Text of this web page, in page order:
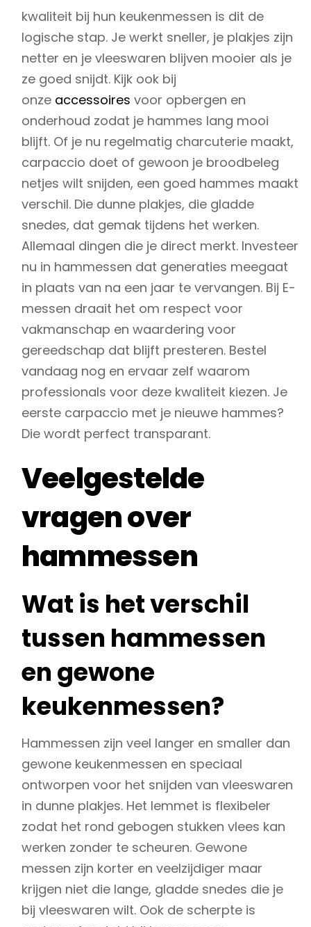
kwaliteit bij hun keukenmessen is dit de
logische stap. Je werkt sneller, je plakjes zijn
netter en je vleeswaren blijven mooier als je
ze goed snijdt. Kijk ook bij
onze accessoires voor opbergen en
onderhoud zodat je hammes lang mooi
blijft. Of je nu regelmatig charcuterie maakt,
carpaccio doet of gewoon je broodbeleg
netjes wilt snijden, een goed hammes maakt
verschil. Die dunne plakjes, die gladde
snedes, dat gemak tijdens het werken.
Allemaal dingen die je direct merkt. Investeer
nu in hammessen dat generaties meegaat
in plaats van na een jaar te vervangen. Bij E-
messen draait het om respect voor
vakmanschap en waardering voor
gereedschap dat blijft presteren. Bestel
vandaag nog en ervaar zelf waarom
professionals voor deze kwaliteit kiezen. Je
eerste carpaccio met je nieuwe hammes?
Die wordt perfect transparant.
Veelgestelde
vragen over
hammessen
Wat is het verschil
tussen hammessen
en gewone
keukenmessen?
Hammessen zijn veel langer en smaller dan
gewone keukenmessen en speciaal
ontworpen voor het snijden van vleeswaren
in dunne plakjes. Het lemmet is flexibeler
zodat het rond gebogen stukken vlees kan
werken zonder te scheuren. Gewone
messen zijn korter en veelzijdiger maar
krijgen niet die lange, gladde snedes die je
bij vleeswaren wilt. Ook de scherpte is